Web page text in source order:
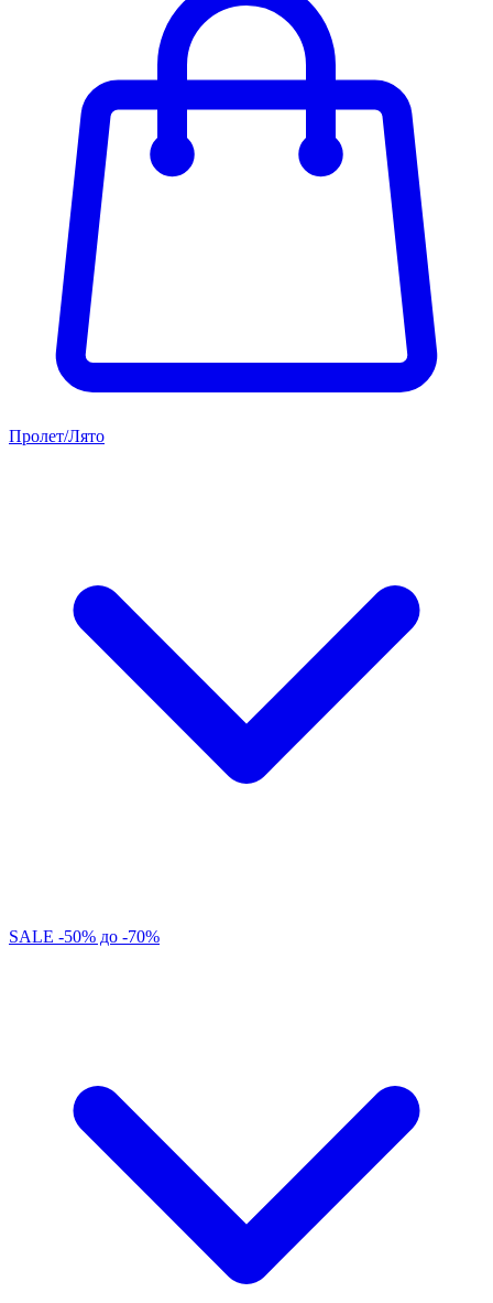
Пролет/Лято
SALE -50% до -70%